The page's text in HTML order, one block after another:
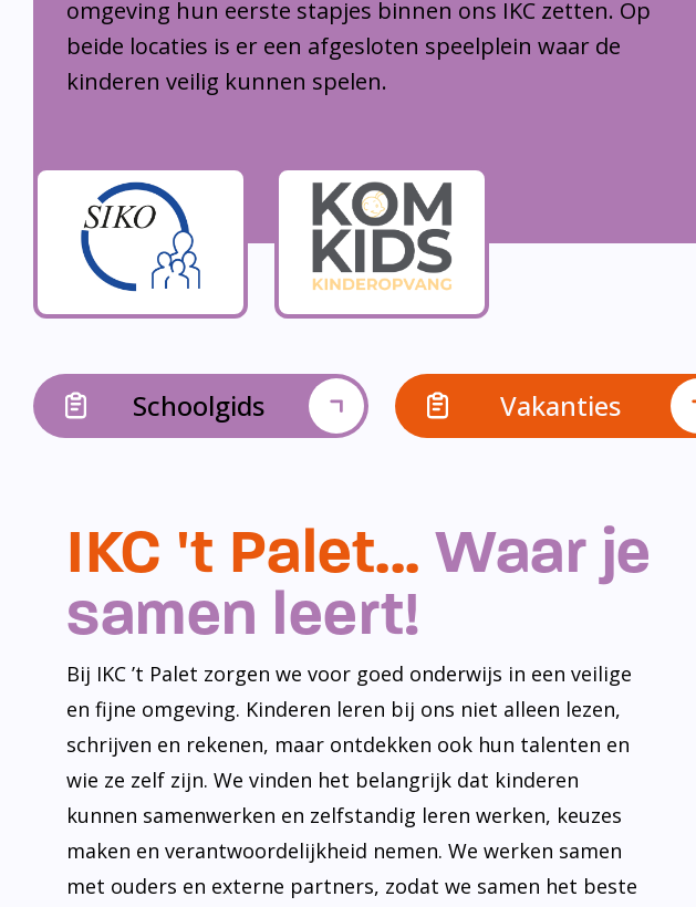
omgeving hun eerste stapjes binnen ons IKC zetten. Op
beide locaties is er een afgesloten speelplein waar de
kinderen veilig kunnen spelen.
Schoolgids Vakanties
IKC 't Palet... Waar je
samen leert!
Bij IKC ’t Palet zorgen we voor goed onderwijs in een veilige
en fijne omgeving. Kinderen leren bij ons niet alleen lezen,
schrijven en rekenen, maar ontdekken ook hun talenten en
wie ze zelf zijn. We vinden het belangrijk dat kinderen
kunnen samenwerken en zelfstandig leren werken, keuzes
maken en verantwoordelijkheid nemen. We werken samen
met ouders en externe partners, zodat we samen het beste